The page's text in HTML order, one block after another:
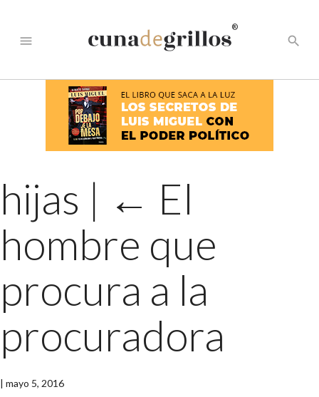
menu
®
search
hijas | ← El
hombre que
procura a la
procuradora
| mayo 5, 2016